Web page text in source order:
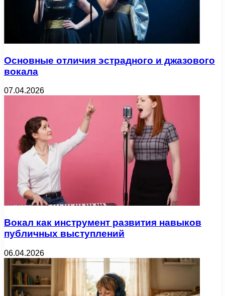
Основные отличия эстрадного и джазового
вокала
07.04.2026
Вокал как инструмент развития навыков
публичных выступлений
06.04.2026